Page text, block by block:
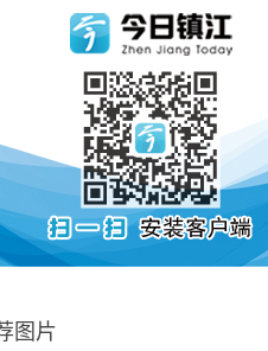
图片